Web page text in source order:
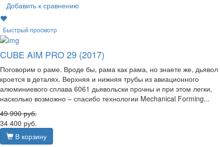
Добавить к сравнению
Быстрый просмотр
CUBE AIM PRO 29 (2017)
Поговорим о раме. Вроде бы, рама как рама, но знаете же, дьявол
кроется в деталях. Верхняя и нижняя трубы из авиационного
алюминиевого сплава 6061 дьявольски прочны и при этом легки,
насколько возможно – спасибо технологии Mechanical Forming...
49 990руб.
34 400 руб.
В корзину